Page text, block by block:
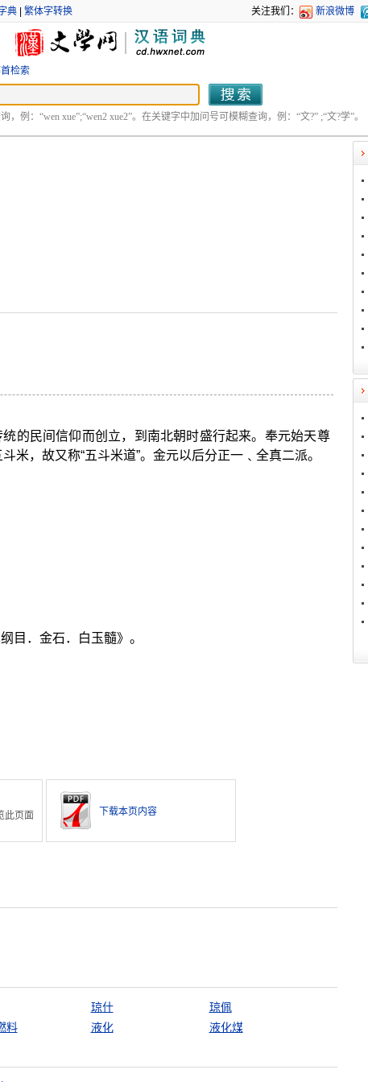
典| 繁体字转换 关注我们： 新浪微博
检索
，例：“wen xue”;“wen2 xue2”。在关键字中加问号可模糊查询，例：“文?” ;“文?学”。
的民间信仰而创立，到南北朝时盛行起来。奉元始天尊
米，故又称“五斗米道”。金元以后分正一﹑全真二派。
目．金石．白玉髓》。
此页面
下载本页内容
琼什
琼佩
料 液化 液化煤